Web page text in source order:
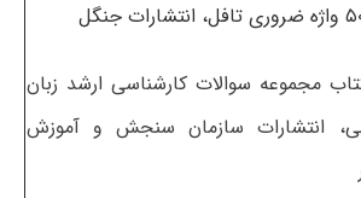
مجموعه سوالات کارشناسی ارشد زبان
انتشارات سازمان سنجش و آموزش